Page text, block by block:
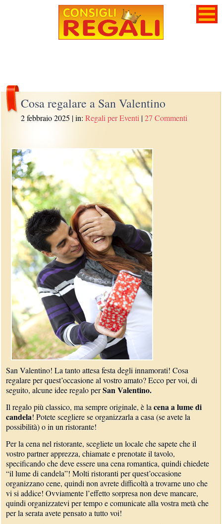
Cosa regalare a San Valentino
2 febbraio 2025 | in:Regali per Eventi |27 Commenti
San Valentino! La tanto attesa festa degli innamorati! Cosa
regalare per quest’occasione al vostro amato? Ecco per voi, di
seguito, alcune idee regalo perSan Valentino.
Il regalo più classico, ma sempre originale, è lacena a lume di
candela! Potete scegliere se organizzarla a casa (se avete la
possibilità) o in un ristorante!
Per la cena nel ristorante, scegliete un locale che sapete che il
vostro partner apprezza, chiamate e prenotate il tavolo,
specificando che deve essere una cena romantica, quindi chiedete
“il lume di candela”! Molti ristoranti per quest’occasione
organizzano cene, quindi non avrete difficoltà a trovarne uno che
vi si addice! Ovviamente l’effetto sorpresa non deve mancare,
quindi organizzatevi per tempo e comunicate alla vostra metà che
per la serata avete pensato a tutto voi!